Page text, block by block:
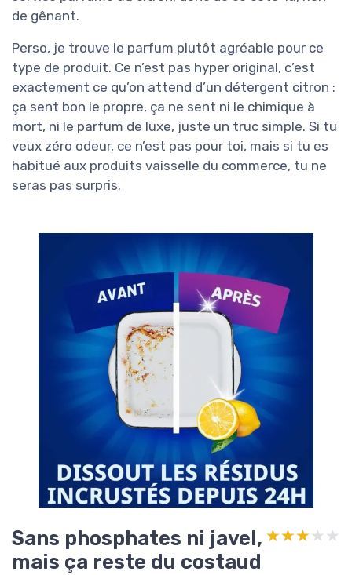
de gênant.
Perso, je trouve le parfum plutôt agréable pour ce
type de produit. Ce n’est pas hyper original, c’est
exactement ce qu’on attend d’un détergent citron :
ça sent bon le propre, ça ne sent ni le chimique à
mort, ni le parfum de luxe, juste un truc simple. Si tu
veux zéro odeur, ce n’est pas pour toi, mais si tu es
habitué aux produits vaisselle du commerce, tu ne
seras pas surpris.
Sans phosphates ni javel,
mais ça reste du costaud
★★★★★
★★★★★